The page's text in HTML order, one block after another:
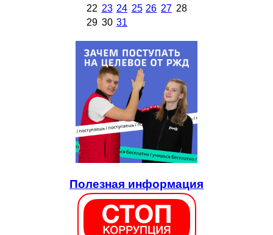
22 23 24 25 26 27 28
29 30 31
Полезная информация